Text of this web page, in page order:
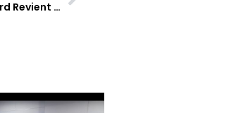
La Virgule Littéraire Tous Créoles : Kassy Renard Revient Sur Le Succès Du Premier Salon À L’Habitation Clément